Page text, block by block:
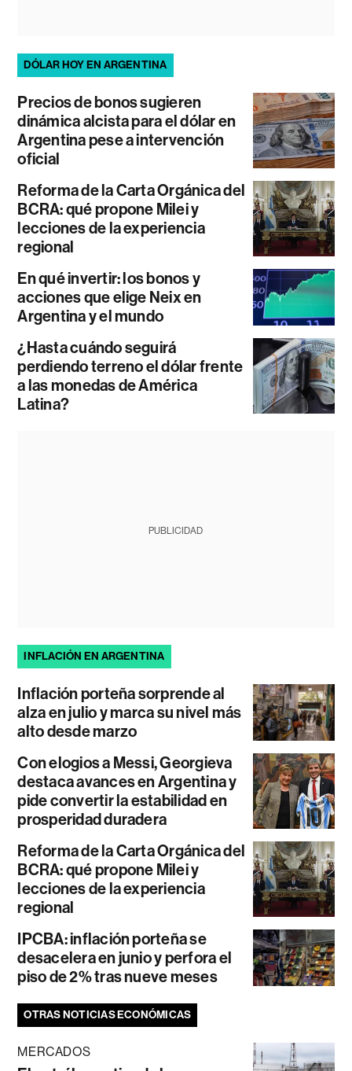
DÓLAR HOY EN ARGENTINA
Precios de bonos sugieren
dinámica alcista para el dólar en
Argentina pese a intervención
oficial
Reforma de la Carta Orgánica del
BCRA: qué propone Milei y
lecciones de la experiencia
regional
En qué invertir: los bonos y
acciones que elige Neix en
Argentina y el mundo
¿Hasta cuándo seguirá
perdiendo terreno el dólar frente
a las monedas de América
Latina?
PUBLICIDAD
INFLACIÓN EN ARGENTINA
Inflación porteña sorprende al
alza en julio y marca su nivel más
alto desde marzo
Con elogios a Messi, Georgieva
destaca avances en Argentina y
pide convertir la estabilidad en
prosperidad duradera
Reforma de la Carta Orgánica del
BCRA: qué propone Milei y
lecciones de la experiencia
regional
IPCBA: inflación porteña se
desacelera en junio y perfora el
piso de 2% tras nueve meses
OTRAS NOTICIAS ECONÓMICAS
MERCADOS